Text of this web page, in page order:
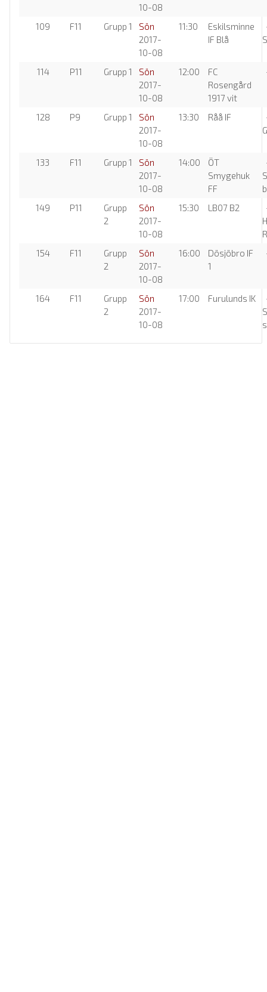
10-08
109 F11 Grupp 1
Sön
2017-
10-08
11:30
Eskilsminne
IF Blå
114 P11 Grupp 1
Sön
2017-
10-08
12:00
FC
Rosengård
1917 vit
128 P9 Grupp 1
Sön
2017-
10-08
13:30 Råå IF
133 F11 Grupp 1
Sön
2017-
10-08
14:00
ÖT
Smygehuk
FF
149
P11
Grupp
2
Sön
2017-
10-08
15:30 LB07 B2
154
F11
Grupp
2
Sön
2017-
10-08
16:00
Dösjöbro IF
1
164 F11
Grupp
2
Sön
2017-
10-08
17:00 Furulunds IK